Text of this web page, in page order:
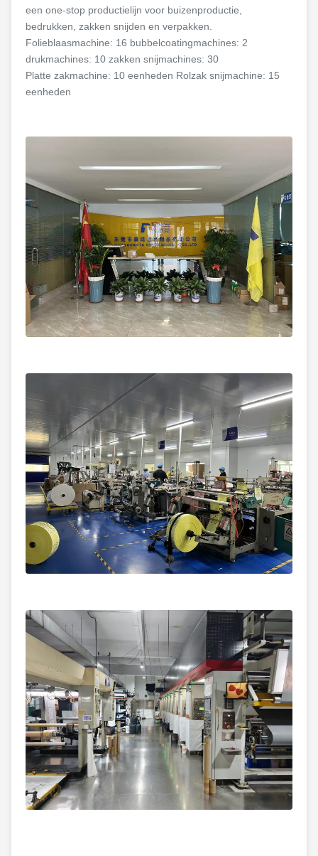
een one-stop productielijn voor buizenproductie,
bedrukken, zakken snijden en verpakken.
Folieblaasmachine: 16 bubbelcoatingmachines: 2
drukmachines: 10 zakken snijmachines: 30
Platte zakmachine: 10 eenheden Rolzak snijmachine: 15
eenheden